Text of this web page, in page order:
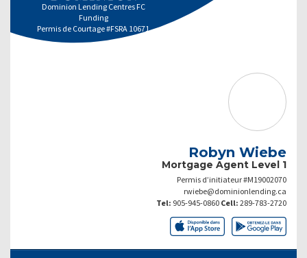
Dominion Lending Centres FC
Funding
Permis de Courtage #FSRA 10671
Robyn Wiebe
Mortgage Agent Level 1
Permis d’initiateur #M19002070
rwiebe@dominionlending.ca
Tel: 905-945-0860 Cell: 289-783-2720